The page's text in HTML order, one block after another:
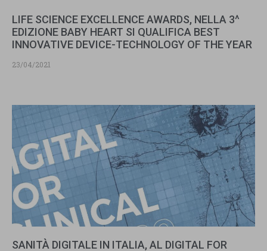
LIFE SCIENCE EXCELLENCE AWARDS, NELLA 3^
EDIZIONE BABY HEART SI QUALIFICA BEST
INNOVATIVE DEVICE-TECHNOLOGY OF THE YEAR
23/04/2021
SANITÀ DIGITALE IN ITALIA, AL DIGITAL FOR